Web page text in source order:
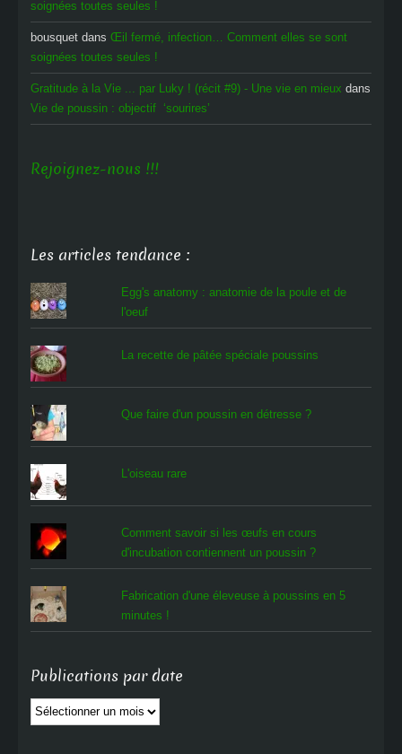
soignées toutes seules !
bousquet dans Œil fermé, infection… Comment elles se sont
soignées toutes seules !
Gratitude à la Vie ... par Luky ! (récit #9) - Une vie en mieux dans
Vie de poussin : objectif ‘sourires’
Rejoignez-nous !!!
Les articles tendance :
Egg's anatomy : anatomie de la poule et de
l'oeuf
La recette de pâtée spéciale poussins
Que faire d'un poussin en détresse ?
L'oiseau rare
Comment savoir si les œufs en cours
d'incubation contiennent un poussin ?
Fabrication d'une éleveuse à poussins en 5
minutes !
Publications par date
Publications
par